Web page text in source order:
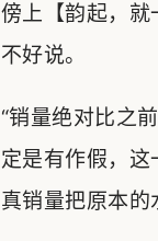
傍上【韵起，
不好说。
“销量绝对比之
定是有作假，
真销量把原本的